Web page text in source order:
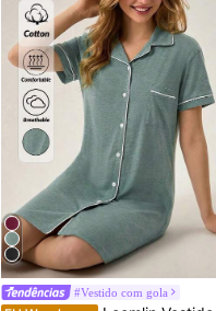
#Vestido com gola